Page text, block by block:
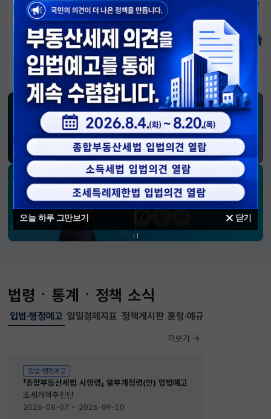
오늘 하루 그만보기 닫기
알림판
국민이 만든 대전환의 길-회복과 도약, 모두의 1년
재정경제부 SNS 소식
블로그페이스북트위터(X)유튜브인스타그램
소통하는 경제 리더 구윤철 장관의
SNS 채널
법령ㆍ통계ㆍ정책 소식
입법·행정예고
선택됨
입법·행정예고
입법·행정예고
「종합부동산세법 시행령」 일부개정령(안) 입법예고
조세개혁추진단
2026-08-07 ~ 2026-09-10
입법·행정예고
더보기
일일경제지표 정책게시판 훈령·예규